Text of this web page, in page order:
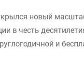
новый
в честь
и